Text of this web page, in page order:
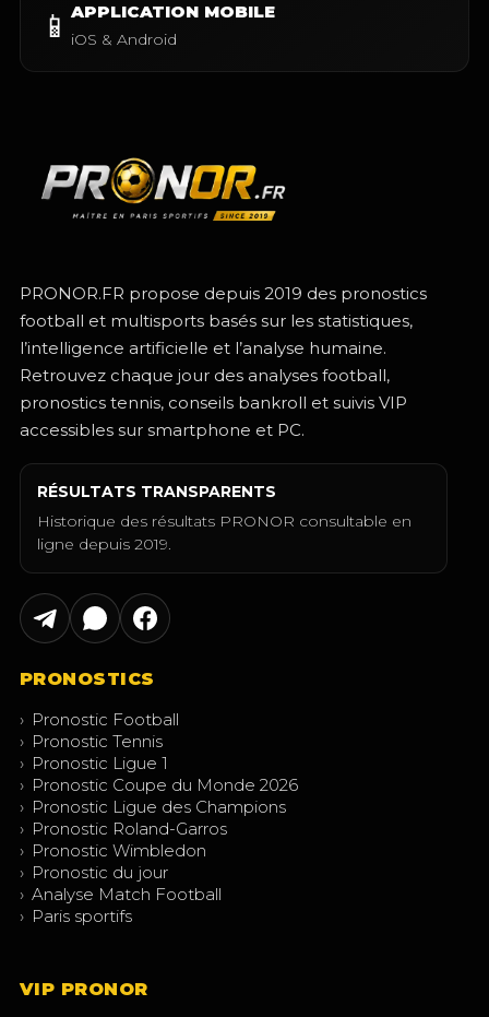
📱 APPLICATION MOBILE
iOS & Android
PRONOR.FR propose depuis 2019 des pronostics
football et multisports basés sur les statistiques,
l’intelligence artificielle et l’analyse humaine.
Retrouvez chaque jour des analyses football,
pronostics tennis, conseils bankroll et suivis VIP
accessibles sur smartphone et PC.
RÉSULTATS TRANSPARENTS
Historique des résultats PRONOR consultable en
ligne depuis 2019.
PRONOSTICS
› Pronostic Football
› Pronostic Tennis
› Pronostic Ligue 1
› Pronostic Coupe du Monde 2026
› Pronostic Ligue des Champions
› Pronostic Roland-Garros
› Pronostic Wimbledon
› Pronostic du jour
› Analyse Match Football
› Paris sportifs
VIP PRONOR